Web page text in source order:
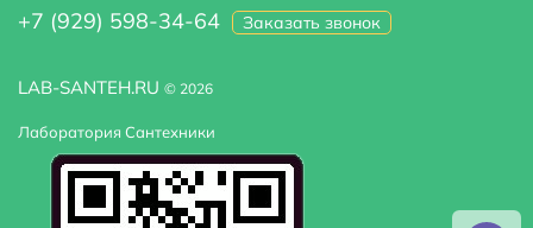
Зеркало нет
Турецкая баня нет, установка не предусмотрена
Финская сауна нет
Инфракрасная сауна нет
LAB-SANTEH.RU © 2026
Лаборатория Сантехники
+7 (929) 598-34-64 Заказать звонок